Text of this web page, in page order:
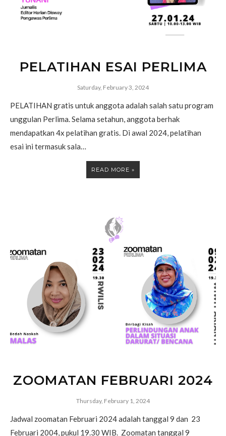
PELATIHAN ESAI PERLIMA
Saturday, February 3, 2024
PELATIHAN gratis untuk anggota adalah salah satu program
unggulan Perlima. Selama setahun, anggota berhak
mendapatkan 4x pelatihan gratis. Di awal 2024, pelatihan
esai ini termasuk sala…
READ MORE »
ZOOMATAN FEBRUARI 2024
Thursday, February 1, 2024
Jadwal zoomatan Februari 2024 adalah tanggal 9 dan 23
Februari 2004, pukul 19.30 WIB. Zoomatan tanggal 9